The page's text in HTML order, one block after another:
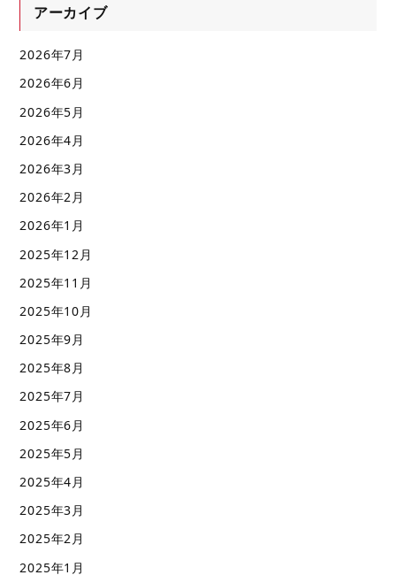
アーカイブ
2026年7月
2026年6月
2026年5月
2026年4月
2026年3月
2026年2月
2026年1月
2025年12月
2025年11月
2025年10月
2025年9月
2025年8月
2025年7月
2025年6月
2025年5月
2025年4月
2025年3月
2025年2月
2025年1月